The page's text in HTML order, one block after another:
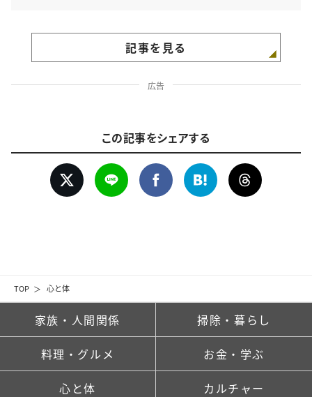
TOP 心と体
記事を見る
広告
この記事をシェアする
家族・人間関係 掃除・暮らし
料理・グルメ お金・学ぶ
心と体 カルチャー